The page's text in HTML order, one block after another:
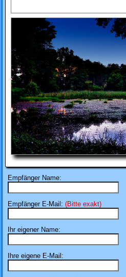
Empfänger Name:
Empfänger E-Mail: (Bitte exakt)
Ihr eigener Name:
Ihre eigene E-Mail: